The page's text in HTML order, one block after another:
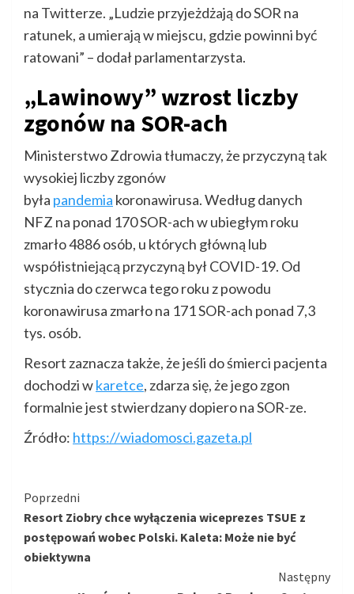
na Twitterze. „Ludzie przyjeżdżają do SOR na
ratunek, a umierają w miejscu, gdzie powinni być
ratowani” – dodał parlamentarzysta.
„Lawinowy” wzrost liczby
zgonów na SOR-ach
Ministerstwo Zdrowia tłumaczy, że przyczyną tak
wysokiej liczby zgonów
była pandemia koronawirusa. Według danych
NFZ na ponad 170 SOR-ach w ubiegłym roku
zmarło 4886 osób, u których główną lub
współistniejącą przyczyną był COVID-19. Od
stycznia do czerwca tego roku z powodu
koronawirusa zmarło na 171 SOR-ach ponad 7,3
tys. osób.
Resort zaznacza także, że jeśli do śmierci pacjenta
dochodzi wkaretce, zdarza się, że jego zgon
formalnie jest stwierdzany dopiero na SOR-ze.
Źródło: https://wiadomosci.gazeta.pl
Kontynuuj
czytanie
Poprzedni
Resort Ziobry chce wyłączenia wiceprezes TSUE z
postępowań wobec Polski. Kaleta: Może nie być
obiektywna
Następny